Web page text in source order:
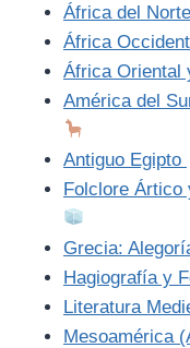
África del
África
África Oriental
América del
Antiguo Egipto
Folclore Ártico
Grecia:
Hagiografía y
Literatura
Mesoamérica